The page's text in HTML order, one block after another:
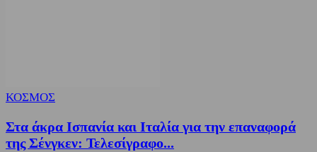
ΚΟΣΜΟΣ
Στα άκρα Ισπανία και Ιταλία για την επαναφορά
της Σένγκεν: Τελεσίγραφο...